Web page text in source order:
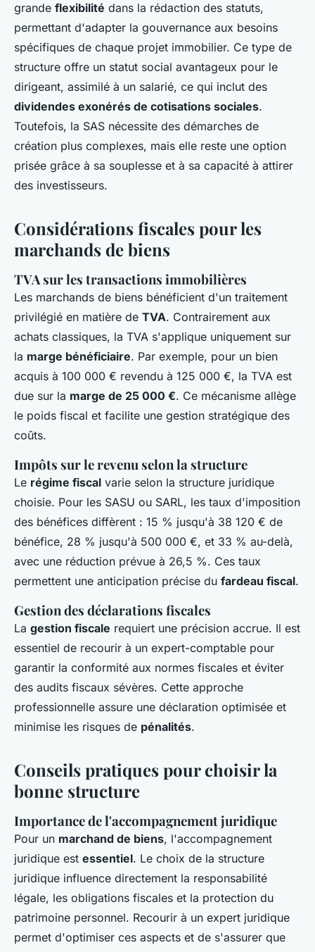
grande flexibilité dans la rédaction des statuts,
permettant d'adapter la gouvernance aux besoins
spécifiques de chaque projet immobilier. Ce type de
structure offre un statut social avantageux pour le
dirigeant, assimilé à un salarié, ce qui inclut des
dividendes exonérés de cotisations sociales.
Toutefois, la SAS nécessite des démarches de
création plus complexes, mais elle reste une option
prisée grâce à sa souplesse et à sa capacité à attirer
des investisseurs.
Considérations fiscales pour les
marchands de biens
TVA sur les transactions immobilières
Les marchands de biens bénéficient d'un traitement
privilégié en matière de TVA. Contrairement aux
achats classiques, la TVA s'applique uniquement sur
la marge bénéficiaire. Par exemple, pour un bien
acquis à 100 000 € revendu à 125 000 €, la TVA est
due sur la marge de 25 000 €. Ce mécanisme allège
le poids fiscal et facilite une gestion stratégique des
coûts.
Impôts sur le revenu selon la structure
Le régime fiscal varie selon la structure juridique
choisie. Pour les SASU ou SARL, les taux d'imposition
des bénéfices diffèrent : 15 % jusqu'à 38 120 € de
bénéfice, 28 % jusqu'à 500 000 €, et 33 % au-delà,
avec une réduction prévue à 26,5 %. Ces taux
permettent une anticipation précise du fardeau fiscal.
Gestion des déclarations fiscales
La gestion fiscale requiert une précision accrue. Il est
essentiel de recourir à un expert-comptable pour
garantir la conformité aux normes fiscales et éviter
des audits fiscaux sévères. Cette approche
professionnelle assure une déclaration optimisée et
minimise les risques de pénalités.
Conseils pratiques pour choisir la
bonne structure
Importance de l'accompagnement juridique
Pour un marchand de biens, l'accompagnement
juridique est essentiel. Le choix de la structure
juridique influence directement la responsabilité
légale, les obligations fiscales et la protection du
patrimoine personnel. Recourir à un expert juridique
permet d'optimiser ces aspects et de s'assurer que